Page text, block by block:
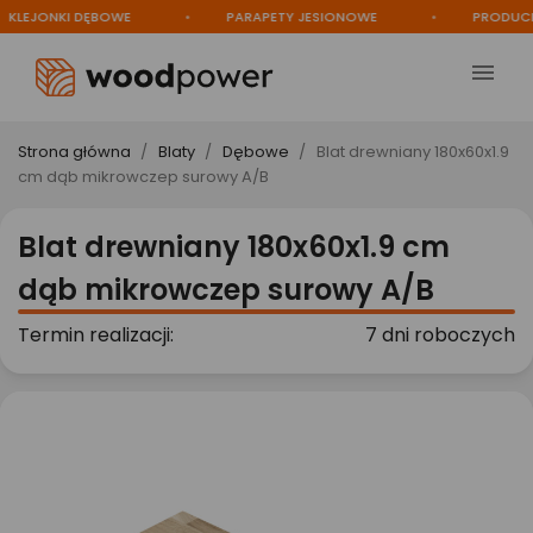
DĘBOWE PARAPETY JESIONOWE PRODUCENT

Strona główna Blaty Dębowe
Blat drewniany 180x60x1.9
cm dąb mikrowczep surowy A/B
Blat drewniany 180x60x1.9 cm
dąb mikrowczep surowy A/B
Termin realizacji: 7 dni roboczych